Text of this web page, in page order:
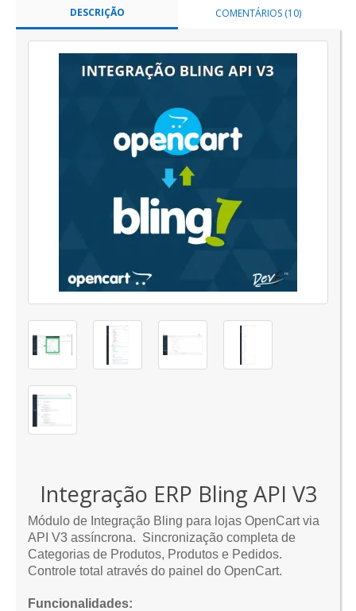
DESCRIÇÃO COMENTÁRIOS (10)
Integração ERP Bling API V3
Módulo de Integração Bling para lojas OpenCart via
API V3 assíncrona. Sincronização completa de
Categorias de Produtos, Produtos e Pedidos.
Controle total através do painel do OpenCart.
Funcionalidades: